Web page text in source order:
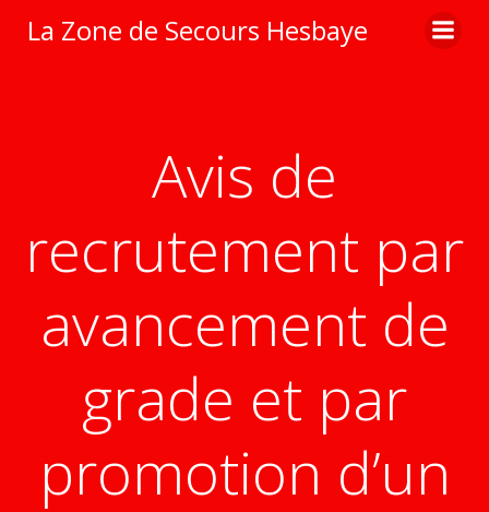
au
La Zone de Secours Hesbaye
Avis de
recrutement par
avancement de
grade et par
promotion d’un